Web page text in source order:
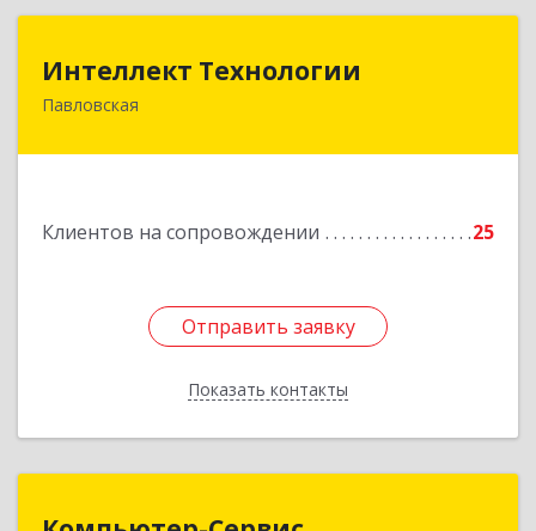
Интеллект Технологии
Павловская
Клиентов на сопровождении 25
Отправить заявку
Показать контакты
352040, Краснодарский край, Павловский р-н,
Отправить заявку
Назад